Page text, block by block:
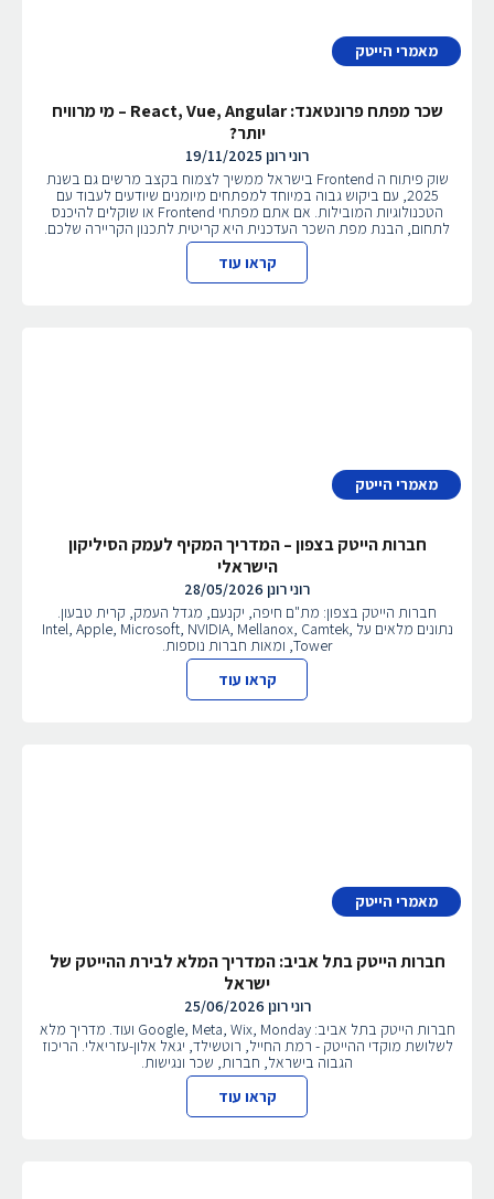
מאמרי הייטק
שכר מפתח פרונטאנד: React, Vue, Angular – מי מרוויח
יותר?
רוני רונן 19/11/2025
שוק פיתוח ה Frontend בישראל ממשיך לצמוח בקצב מרשים גם בשנת
2025, עם ביקוש גבוה במיוחד למפתחים מיומנים שיודעים לעבוד עם
הטכנולוגיות המובילות. אם אתם מפתחי Frontend או שוקלים להיכנס
לתחום, הבנת מפת השכר העדכנית היא קריטית לתכנון הקריירה שלכם.
קראו עוד
מאמרי הייטק
חברות הייטק בצפון – המדריך המקיף לעמק הסיליקון
הישראלי
רוני רונן 28/05/2026
חברות הייטק בצפון: מת"ם חיפה, יקנעם, מגדל העמק, קרית טבעון.
נתונים מלאים על Intel, Apple, Microsoft, NVIDIA, Mellanox, Camtek,
Tower, ומאות חברות נוספות.
קראו עוד
מאמרי הייטק
חברות הייטק בתל אביב: המדריך המלא לבירת ההייטק של
ישראל
רוני רונן 25/06/2026
חברות הייטק בתל אביב: Google, Meta, Wix, Monday ועוד. מדריך מלא
לשלושת מוקדי ההייטק - רמת החייל, רוטשילד, יגאל אלון-עזריאלי. הריכוז
הגבוה בישראל, חברות, שכר ונגישות.
קראו עוד